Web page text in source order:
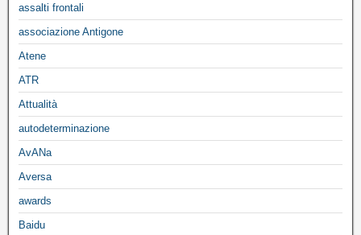
assalti frontali
associazione Antigone
Atene
ATR
Attualità
autodeterminazione
AvANa
Aversa
awards
Baidu